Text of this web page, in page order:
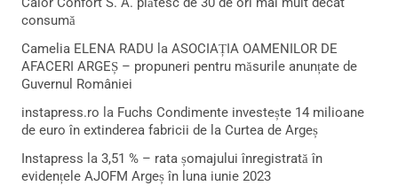
consumă
Camelia ELENA RADU la ASOCIAȚIA OAMENILOR DE
AFACERI ARGEȘ – propuneri pentru măsurile anunțate de
Guvernul României
instapress.ro la Fuchs Condimente investește 14 milioane
de euro în extinderea fabricii de la Curtea de Argeș
Instapress la 3,51 % – rata șomajului înregistrată în
evidențele AJOFM Argeș în luna iunie 2023